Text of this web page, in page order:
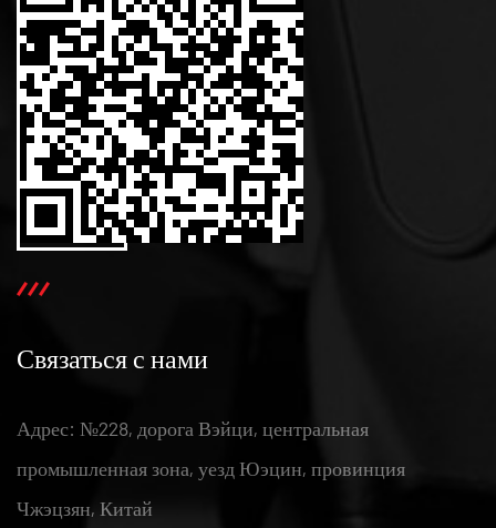
Связаться с нами
Адрес: №228, дорога Вэйци, центральная
промышленная зона, уезд Юэцин, провинция
Чжэцзян, Китай